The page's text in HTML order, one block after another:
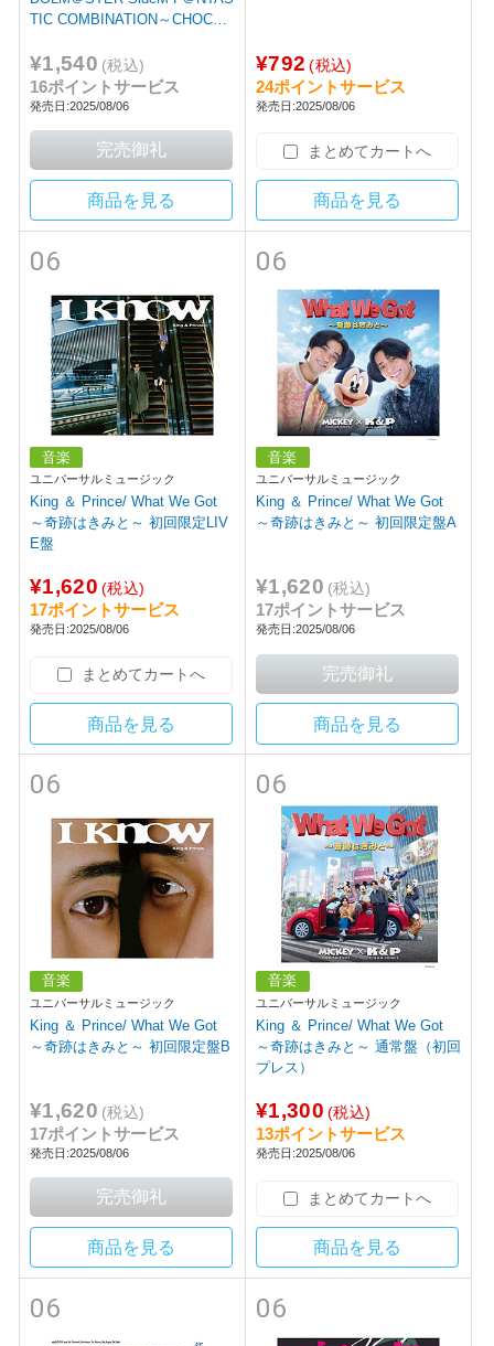
TIC COMBINATION～CHOCOF
¥1,540 (税込)
16ポイントサービス
発売日:2025/08/06
商品を見る
¥792 (税込)
24ポイントサービス
発売日:2025/08/06
まとめてカートへ
商品を見る
06
音楽
ユニバーサルミュージック
King ＆ Prince/ What We Got
～奇跡はきみと～ 初回限定LIV
E盤
¥1,620 (税込)
17ポイントサービス
発売日:2025/08/06
まとめてカートへ
商品を見る
06
音楽
ユニバーサルミュージック
King ＆ Prince/ What We Got
～奇跡はきみと～ 初回限定盤A
¥1,620 (税込)
17ポイントサービス
発売日:2025/08/06
商品を見る
06
音楽
ユニバーサルミュージック
King ＆ Prince/ What We Got
～奇跡はきみと～ 初回限定盤B
¥1,620 (税込)
17ポイントサービス
発売日:2025/08/06
商品を見る
06
音楽
ユニバーサルミュージック
King ＆ Prince/ What We Got
～奇跡はきみと～ 通常盤（初回
プレス）
¥1,300 (税込)
13ポイントサービス
発売日:2025/08/06
まとめてカートへ
商品を見る
06 06